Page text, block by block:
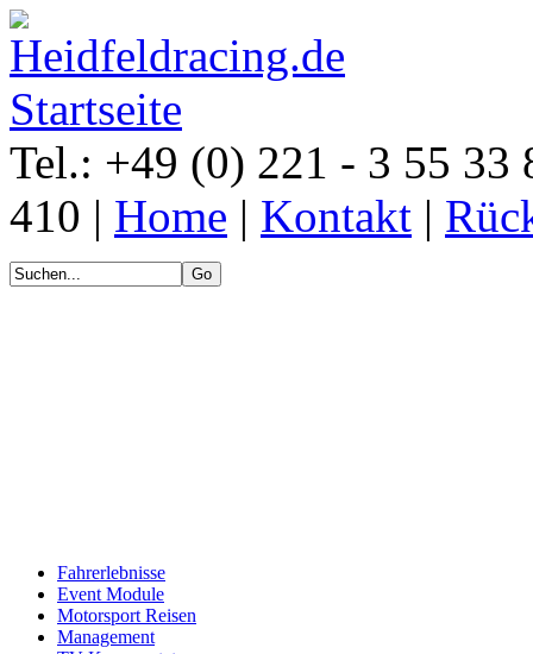
Tel.: +49 (0) 221 - 3 55 33
410 | Home | Kontakt |
Fahrerlebnisse
Event Module
Motorsport Reisen
Management